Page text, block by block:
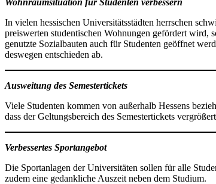
In vielen hessischen Universitätsstädten herrschen
preiswerten studentischen Wohnungen gefördert wird,
genutzte Sozialbauten auch für Studenten geöffnet
deswegen entschieden ab.
Ausweitung des Semestertickets
Viele Studenten kommen von außerhalb Hessens
dass der Geltungsbereich des Semestertickets
Verbessertes Sportangebot
Die Sportanlagen der Universitäten sollen für alle
zudem eine gedankliche Auszeit neben dem Studium.